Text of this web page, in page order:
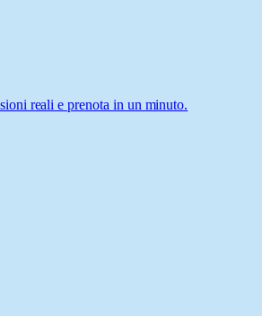
reali e prenota in un minuto.